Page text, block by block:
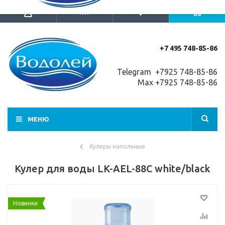
+7 495 748-85-86
Telegram +7925 748-85-86
Max +7925 748-85-86
МЕНЮ
Кулеры напольные
Кулер для воды LK-AEL-88C white/black
Новинки